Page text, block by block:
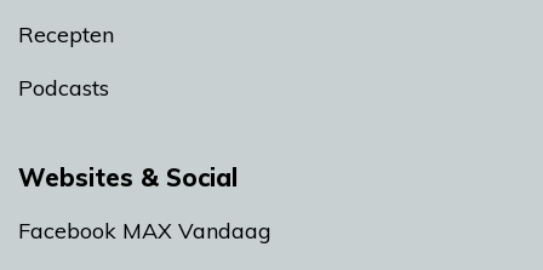
Recepten
Podcasts
Websites & Social
Facebook MAX Vandaag